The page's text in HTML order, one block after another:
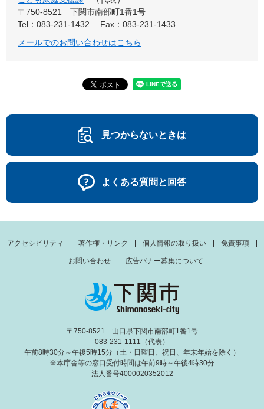
〒750-8521
下関市南部町1番1号
Tel：083-231-1432
Fax：083-231-1433
メールでのお問い合わせはこちら
見つからないときは
よくある質問と回答
アクセシビリティ 著作権・リンク 個人情報の取り扱い 免責事項
お問い合わせ 広告バナー募集について
〒750-8521 山口県下関市南部町1番1号
083-231-1111（代表）
午前8時30分～午後5時15分（土・日曜日、祝日、年末年始を除く）
※本庁舎等の窓口受付時間は午前9時～午後4時30分
法人番号4000020352012